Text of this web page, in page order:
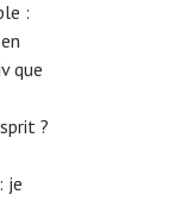
:
que
?
je